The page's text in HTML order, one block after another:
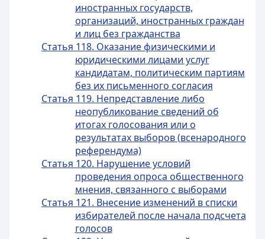
иностранных государств,
организаций, иностранных граждан
и лиц без гражданства
Статья 118. Оказание физическими и
юридическими лицами услуг
кандидатам, политическим партиям
без их письменного согласия
Статья 119. Непредставление либо
неопубликование сведений об
итогах голосования или о
результатах выборов (всенародного
референдума)
Статья 120. Нарушение условий
проведения опроса общественного
мнения, связанного с выборами
Статья 121. Внесение изменений в списки
избирателей после начала подсчета
голосов